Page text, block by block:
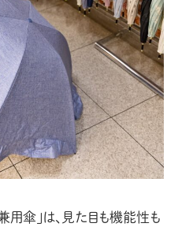
用傘」は、見た目も機能性も